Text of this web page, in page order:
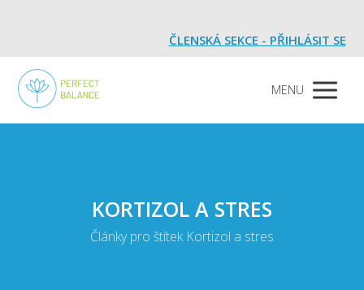
ČLENSKÁ SEKCE - PŘIHLÁSIT SE
MENU
KORTIZOL A STRES
Články pro štítek Kortizol a stres